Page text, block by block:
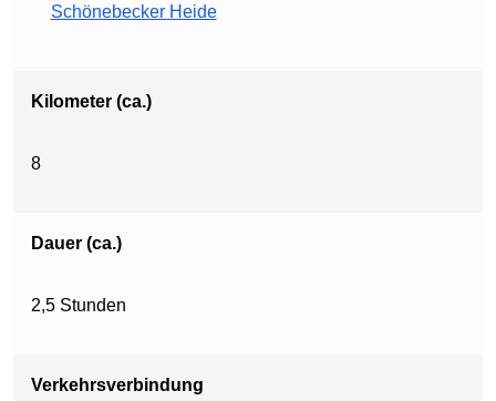
Schönebecker Heide
Kilometer (ca.)
8
Dauer (ca.)
2,5 Stunden
Verkehrsverbindung